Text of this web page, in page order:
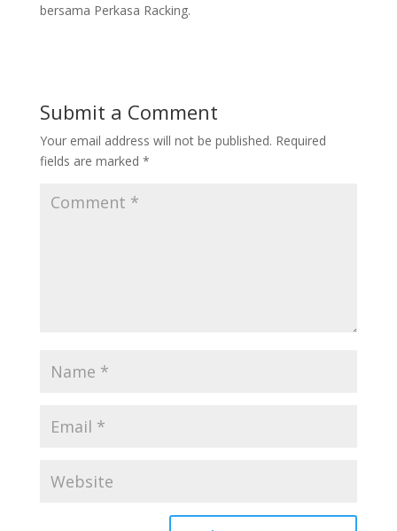
bersama Perkasa Racking.
Submit a Comment
Your email address will not be published. Required
fields are marked *